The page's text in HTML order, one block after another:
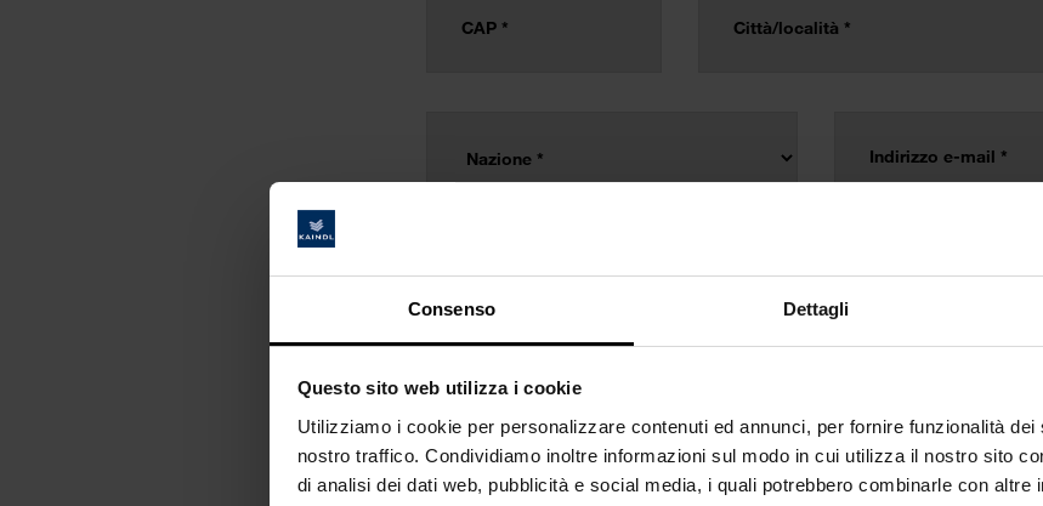
Consenso Dettagli
Questo sito web utilizza i cookie
Utilizziamo i cookie per personalizzare contenuti ed annunci, per fornire funzionalità
nostro traffico. Condividiamo inoltre informazioni sul modo in cui utilizza il nostro sito
di analisi dei dati web, pubblicità e social media, i quali potrebbero combinarle con altre